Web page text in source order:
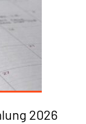
2026